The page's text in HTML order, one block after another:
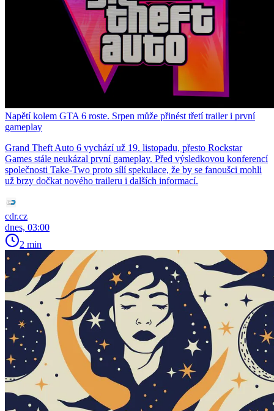
Napětí kolem GTA 6 roste. Srpen může přinést třetí trailer i první
gameplay
Grand Theft Auto 6 vychází už 19. listopadu, přesto Rockstar
Games stále neukázal první gameplay. Před výsledkovou konferencí
společnosti Take-Two proto sílí spekulace, že by se fanoušci mohli
už brzy dočkat nového traileru i dalších informací.
cdr.cz
dnes, 03:00
2 min